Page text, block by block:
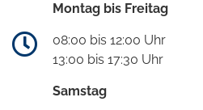
Montag bis Freitag
08:00 bis 12:00 Uhr
13:00 bis 17:30 Uhr
Samstag